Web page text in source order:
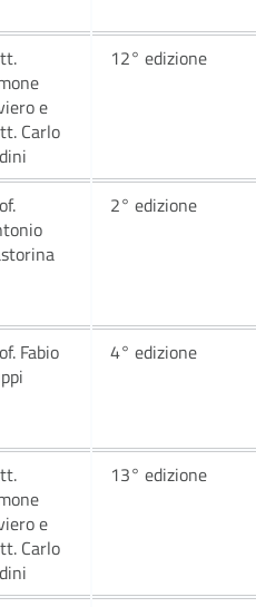
e
Carlo
12° edizione
2° edizione
Fabio
4° edizione
e
Carlo
13° edizione